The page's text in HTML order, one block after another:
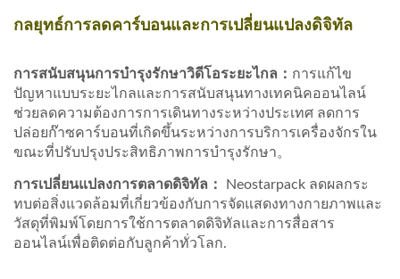
กลยุทธ์การลดคาร์บอนและการเปลี่ยนแปลงดิจิทัล
การสนับสนุนการบำรุงรักษาวิดีโอระยะไกล： การแก้ไข
ปัญหาแบบระยะไกลและการสนับสนุนทางเทคนิคออนไลน์
ช่วยลดความต้องการการเดินทางระหว่างประเทศ ลดการ
ปล่อยก๊าซคาร์บอนที่เกิดขึ้นระหว่างการบริการเครื่องจักรใน
ขณะที่ปรับปรุงประสิทธิภาพการบำรุงรักษา。
การเปลี่ยนแปลงการตลาดดิจิทัล ：
Neostarpack ลดผลกระ
ทบต่อสิ่งแวดล้อมที่เกี่ยวข้องกับการจัดแสดงทางกายภาพและ
วัสดุที่พิมพ์โดยการใช้การตลาดดิจิทัลและการสื่อสาร
ออนไลน์เพื่อติดต่อกับลูกค้าทั่วโลก.